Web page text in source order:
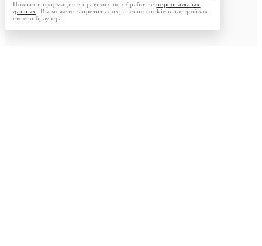
Полная информация в правилах по обработкеперсональных
данных
. Вы можете запретить сохранение cookie в настройках
своего браузера